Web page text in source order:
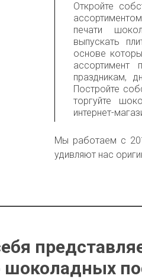
Откройте
печати
выпускать
основе
ассортимент
праздникам,
Постройте
торгуйте
интернет-
Мы работаем с
удивляют нас
шоколадных